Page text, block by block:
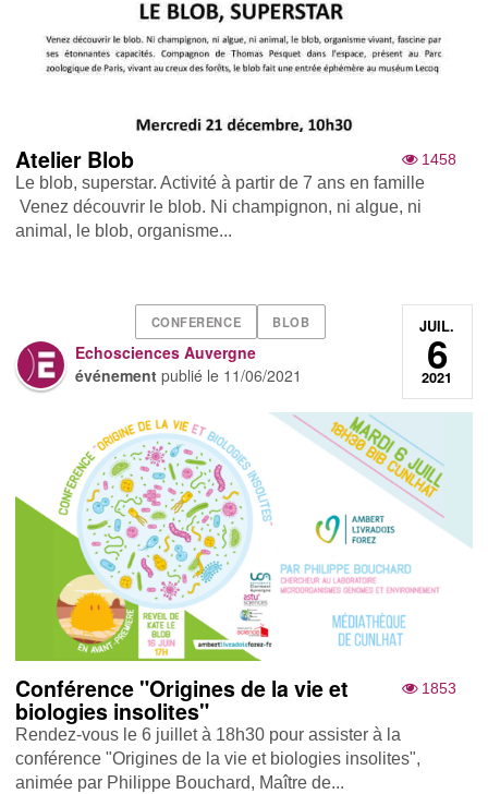
1458
Atelier Blob
Le blob, superstar. Activité à partir de 7 ans en famille
Venez découvrir le blob. Ni champignon, ni algue, ni
animal, le blob, organisme...
CONFERENCE BLOB
Echosciences Auvergne
événement publié le 11/06/2021
JUIL.
6
2021
1853
Conférence "Origines de la vie et
biologies insolites"
Rendez-vous le 6 juillet à 18h30 pour assister à la
conférence "Origines de la vie et biologies insolites",
animée par Philippe Bouchard, Maître de...